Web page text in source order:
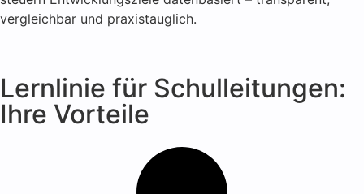
vergleichbar und praxistauglich.
Lernlinie für Schulleitungen:
Ihre Vorteile